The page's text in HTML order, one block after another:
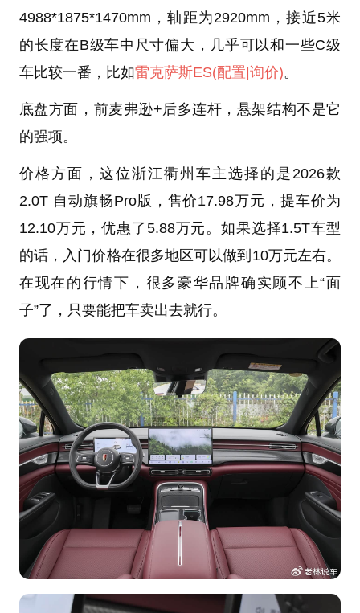
4988*1875*1470mm，轴距为2920mm，接近5米
的长度在B级车中尺寸偏大，几乎可以和一些C级
车比较一番，比如雷克萨斯ES(配置 |询价)。
底盘方面，前麦弗逊+后多连杆，悬架结构不是它
的强项。
价格方面，这位浙江衢州车主选择的是2026款
2.0T 自动旗畅Pro版，售价17.98万元，提车价为
12.10万元，优惠了5.88万元。如果选择1.5T车型
的话，入门价格在很多地区可以做到10万元左右。
在现在的行情下，很多豪华品牌确实顾不上“面
子”了，只要能把车卖出去就行。